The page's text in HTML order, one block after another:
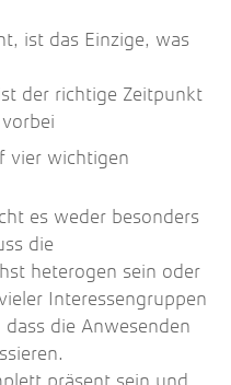
ist das Einzige, was
der richtige Zeitpunkt
vier wichtigen
es weder besonders
die
heterogen sein oder
Interessengruppen
die Anwesenden